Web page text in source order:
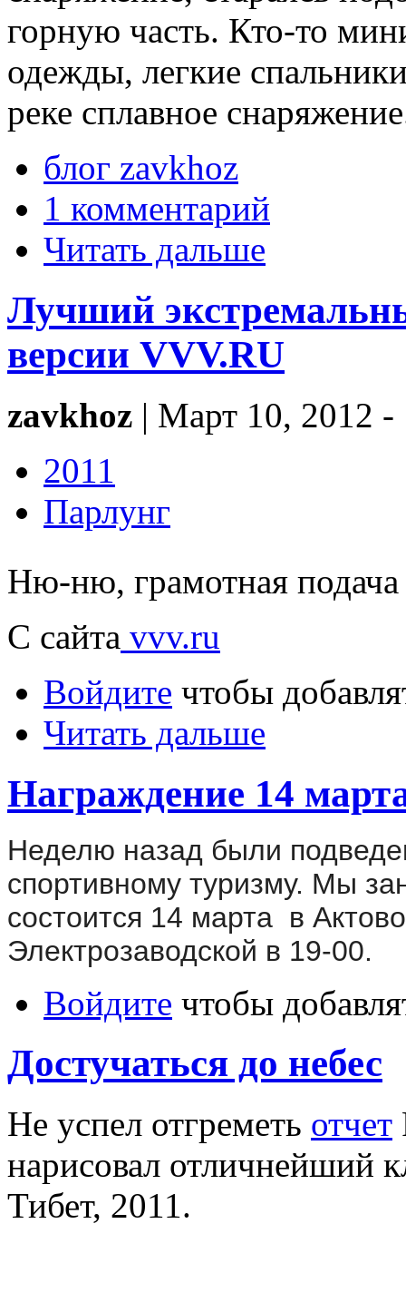
горную часть. Кто-то
одежды, легкие
реке сплавное
блог zavkhoz
1 комментарий
Читать дальше
Лучший
версии VVV.RU
zavkhoz | Март 10, 2012 -
2011
Парлунг
Ню-ню, грамотная подача
С сайта vvv.ru
Войдите чтобы
Читать дальше
Награждение 14
Неделю назад были
спортивному туризму. Мы
состоится 14 марта в
Электрозаводской в 19-00.
Войдите чтобы
Достучаться до небес
Не успел отгреметь отчет
нарисовал отличнейший
Тибет, 2011.